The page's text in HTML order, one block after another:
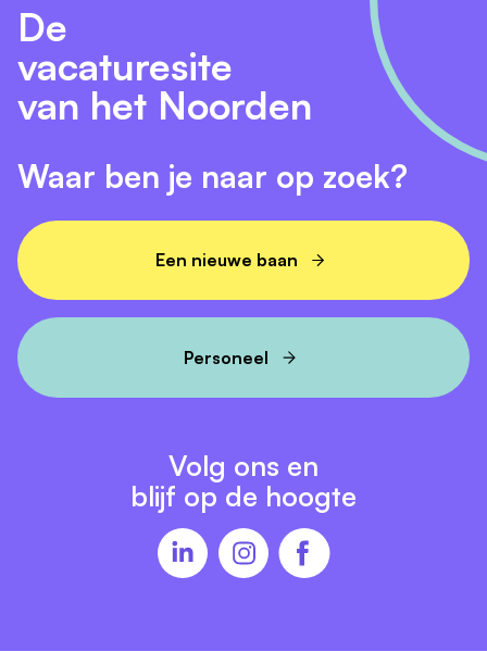
Wij garanderen u kwaliteit
De
vacaturesite
van het Noorden
Waar ben je naar op zoek?
Een nieuwe baan
Personeel
Volg ons en
blijf op de hoogte